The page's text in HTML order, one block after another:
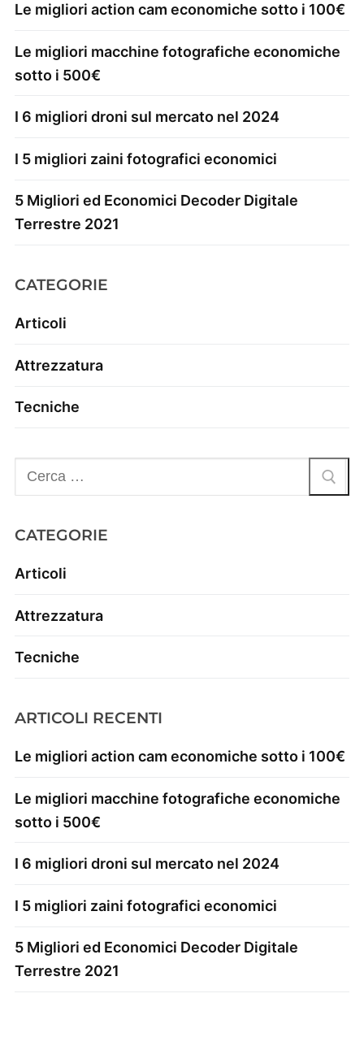
Le migliori action cam economiche sotto i 100€
Le migliori macchine fotografiche economiche
sotto i 500€
I 6 migliori droni sul mercato nel 2024
I 5 migliori zaini fotografici economici
5 Migliori ed Economici Decoder Digitale
Terrestre 2021
CATEGORIE
Articoli
Attrezzatura
Tecniche
CATEGORIE
Articoli
Attrezzatura
Tecniche
ARTICOLI RECENTI
Le migliori action cam economiche sotto i 100€
Le migliori macchine fotografiche economiche
sotto i 500€
I 6 migliori droni sul mercato nel 2024
I 5 migliori zaini fotografici economici
5 Migliori ed Economici Decoder Digitale
Terrestre 2021